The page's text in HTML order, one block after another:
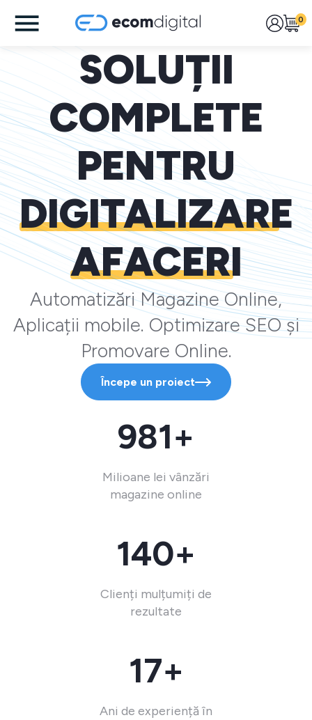
0
SOLUȚII
COMPLETE
PENTRU
DIGITALIZARE
AFACERI
Automatizări Magazine Online,
Aplicații mobile. Optimizare SEO și
Promovare Online.
Începe un proiect
981+
Milioane lei vânzări
magazine online
140+
Clienți mulțumiți de
rezultate
17+
Ani de experiență în